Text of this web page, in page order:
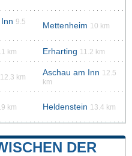
9.5
Mettenheim 10 km
km Erharting 11.2 km
12.3 km Aschau am Inn 12.5
km
km Heldenstein 13.4 km
DER